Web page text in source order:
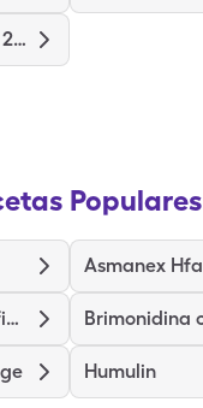
Suppository Mold 2Gm
Populares
Asmanex Hfa
Estrógenos esterificados y metiltestosterona
Humulin